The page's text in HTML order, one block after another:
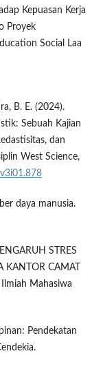
Kepuasan Kerja
Proyek
Social Laa
B. E. (2024).
Sebuah Kajian
dan
West Science,
daya manusia.
STRES
KANTOR CAMAT
Mahasiwa
Pendekatan